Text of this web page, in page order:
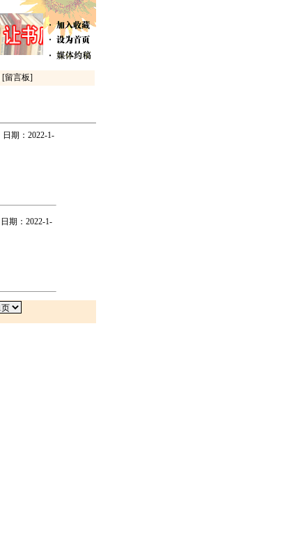
[留言板]
日期：2022-1-
日期：2022-1-